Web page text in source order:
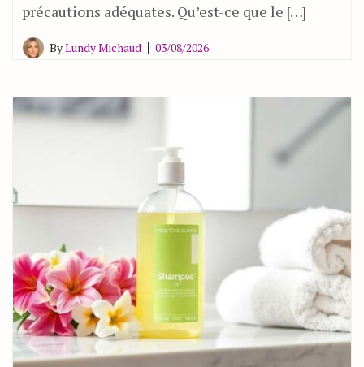
précautions adéquates. Qu’est-ce que le […]
ByLundy Michaud 03/08/2026